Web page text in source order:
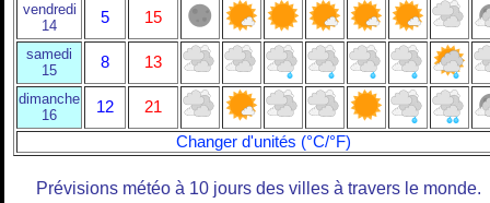
vendredi
14
5 15
samedi
15
8 13
dimanche
16
12
21
Changer d'unités (°C/°F)
Prévisions météo à 10 jours des villes à travers le monde.